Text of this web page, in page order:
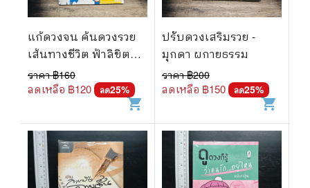
แก้ดวงจน ค้นดวงรวย
เส้นทางชีวิต ฟ้าลิขิต
จากลายมือ
ราคา ฿160
ลดเหลือ ฿120 ลด25%
shopping_cart
ปรับดวงเสริมรวย -
มุกดา ผกายธรรม
ราคา ฿200
ลดเหลือ ฿150 ลด25%
shopping_cart